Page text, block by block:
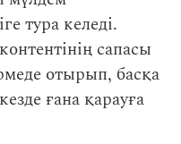
тура келеді.
сапасы
отырып, басқа
ғана қарауға